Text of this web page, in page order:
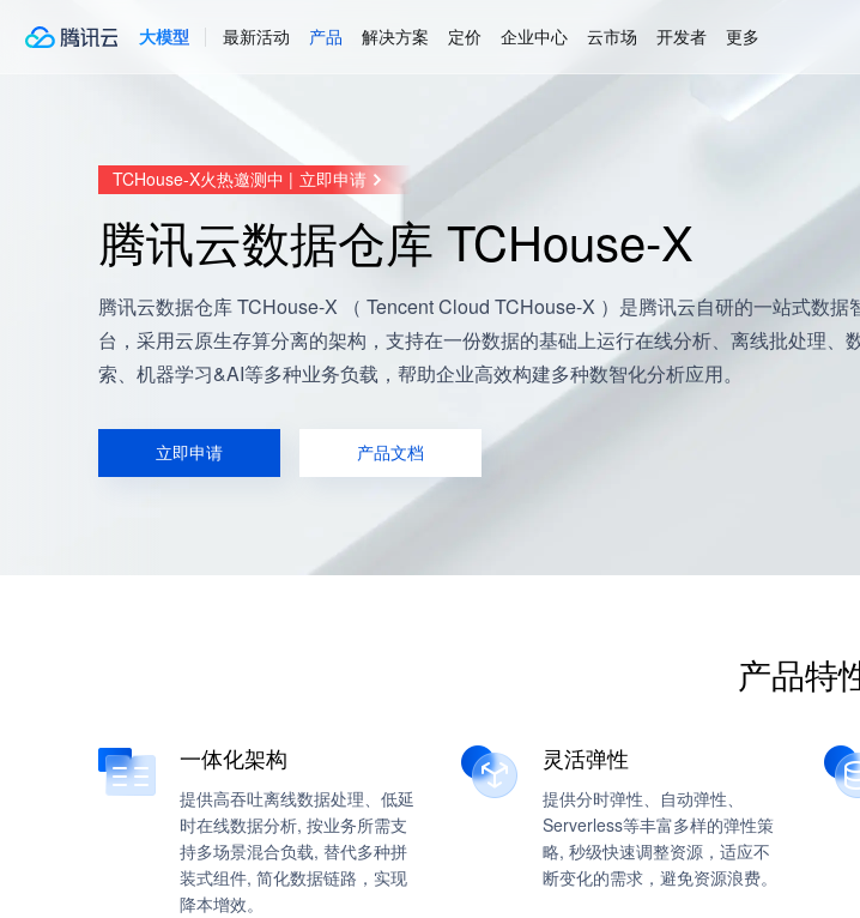
大模型 最新活动 产品 解决方案 定价 企业中心 云市场 开发者 更多
TCHouse-X火热邀测中 | 立即申请
腾讯云数据仓库 TCHouse-X
腾讯云数据仓库 TCHouse-X （ Tencent Cloud TCHouse-X ）是腾讯云自研的一站式数据
台，采用云原生存算分离的架构，支持在一份数据的基础上运行在线分析、离线批处理、
索、机器学习&AI等多种业务负载，帮助企业高效构建多种数智化分析应用。
立即申请 产品文档
产品特
一体化架构
提供高吞吐离线数据处理、低延
时在线数据分析, 按业务所需支
持多场景混合负载, 替代多种拼
装式组件, 简化数据链路，实现
降本增效。
灵活弹性
提供分时弹性、自动弹性、
Serverless等丰富多样的弹性策
略, 秒级快速调整资源，适应不
断变化的需求，避免资源浪费。